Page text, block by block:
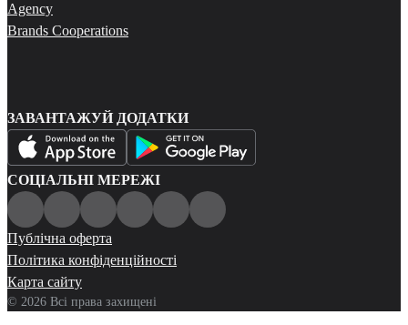
Agency
Brands Cooperations
ЗАВАНТАЖУЙ ДОДАТКИ
СОЦІАЛЬНІ МЕРЕЖІ
Публічна оферта
Політика конфіденційності
Карта сайту
© 2026 Всі права захищені